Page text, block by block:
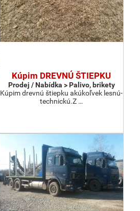
Kúpim DREVNÚ ŠTIEPKU
Prodej / Nabídka > Palivo, brikety
Kúpim drevnú štiepku akúkoľvek lesnú-
technickú.Z …